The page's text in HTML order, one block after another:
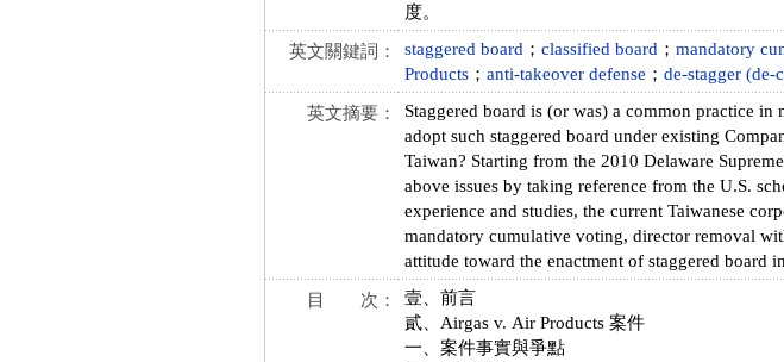
度。
英文關鍵詞： staggered board ； classified board ； mandatory
Products ； anti-takeover defense ； de-stagger (de-
英文摘要：
Staggered board is (or was) a common practice
adopt such staggered board under existing
Taiwan? Starting from the 2010 Delaware
above issues by taking reference from the U.S.
experience and studies, the current Taiwanese
mandatory cumulative voting, director removal
attitude toward the enactment of staggered board
目 次：
壹、前言
貳、Airgas v. Air Products 案件
一、案件事實與爭點